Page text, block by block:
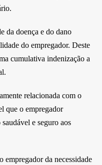
da doença e do dano
do empregador. Deste
cumulativa indenização a
relacionada com o
que o empregador
e seguro aos
empregador da necessidade